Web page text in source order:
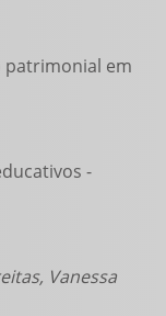
patrimonial em
-
Vanessa